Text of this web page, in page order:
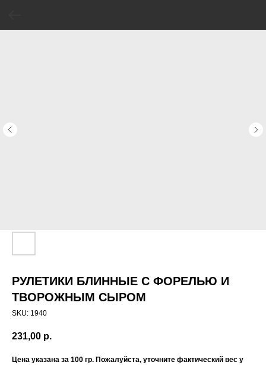
РУЛЕТИКИ БЛИННЫЕ С ФОРЕЛЬЮ И
ТВОРОЖНЫМ СЫРОМ
SKU: 1940
231,00 р.
Цена указана за 100 гр. Пожалуйста, уточните фактический вес у